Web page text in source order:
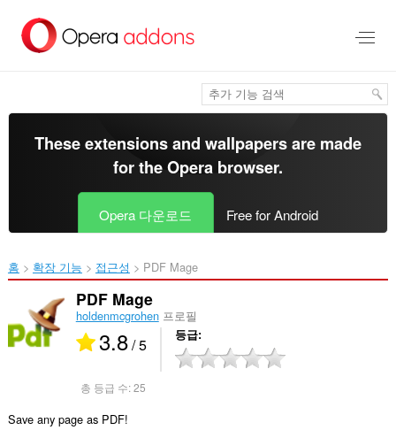
건
These extensions and wallpapers are made
for theOpera browser.
Opera 다운로드 Free for Android
홈 확장 기능 접근성 PDF Mage‎
PDF Mage
holdenmcgrohen프로필
3.8/ 5 등급
총 등급 수:25
Save any page as PDF!